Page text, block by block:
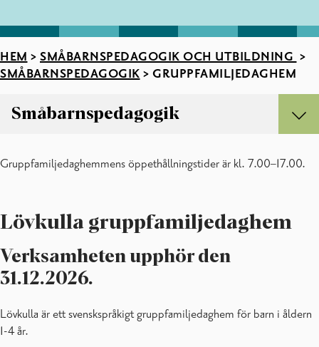
HEM > SMÅBARNSPEDAGOGIK OCH UTBILDNING >
SMÅBARNSPEDAGOGIK > GRUPPFAMILJEDAGHEM
Småbarnspedagogik
Ansökan om plats inom småbarnspedagogik
Familjedagvård
Gruppfamiljedaghem
In English: early childhood education
Klientavgifter inom småbarnspedagogiken
Mångkulturell småbarnspedagogik
Småbarnspedagogikens planer
Språkbad
Gruppfamiljedaghemmens öppethållningstider är kl. 7.00–17.00.
Lövkulla gruppfamiljedaghem
Verksamheten upphör den
31.12.2026.
Lövkulla är ett svenskspråkigt gruppfamiljedaghem för barn i åldern
1-4 år.